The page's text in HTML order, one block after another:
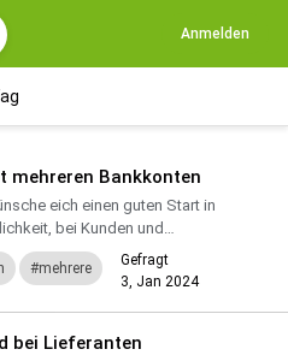
Anmelden
mehreren Bankkonten
eich einen guten Start in
bei Kunden und
hinzuzufügen? Oder
Gefragt
3, Jan 2024
mehrere
bei Lieferanten